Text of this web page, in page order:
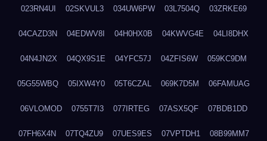
023RN4UI 02SKVUL3 034UW6PW 03L7504Q 03ZRKE69
04CAZD3N 04EDWV8I 04H0HX0B 04KWVG4E 04LI8DHX
04N4JN2X 04QX9S1E 04YFC57J 04ZFIS6W 059KC9DM
05G55WBQ 05IXW4Y0 05T6CZAL 069K7D5M 06FAMUAG
06VLOMOD 0755T7I3 077IRTEG 07ASX5QF 07BDB1DD
07FH6X4N 07TQ4ZU9 07UES9ES 07VPTDH1 08B99MM7